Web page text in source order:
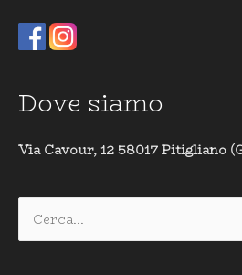
Dove siamo
Via Cavour, 12 58017 Pitigliano
Cerca: